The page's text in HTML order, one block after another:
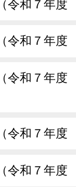
令和７年度
令和７年度
令和７年
令和７年度
令和７年度